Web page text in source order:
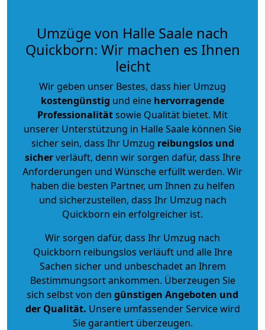
Umzüge von Halle Saale nach
Quickborn: Wir machen es Ihnen
leicht
Wir geben unser Bestes, dass hier Umzug
kostengünstig und eine hervorragende
Professionalitätsowie Qualität bietet. Mit
unserer Unterstützung in Halle Saale können Sie
sicher sein, dass Ihr Umzug reibungslos und
sicherverläuft, denn wir sorgen dafür, dass Ihre
Anforderungen und Wünsche erfüllt werden. Wir
haben die besten Partner, um Ihnen zu helfen
und sicherzustellen, dass Ihr Umzug nach
Quickborn ein erfolgreicher ist.
Wir sorgen dafür, dass Ihr Umzug nach
Quickborn reibungslos verläuft und alle Ihre
Sachen sicher und unbeschadet an Ihrem
Bestimmungsort ankommen. Überzeugen Sie
sich selbst von den günstigen Angeboten und
der Qualität. Unsere umfassender Service wird
Sie garantiert überzeugen.